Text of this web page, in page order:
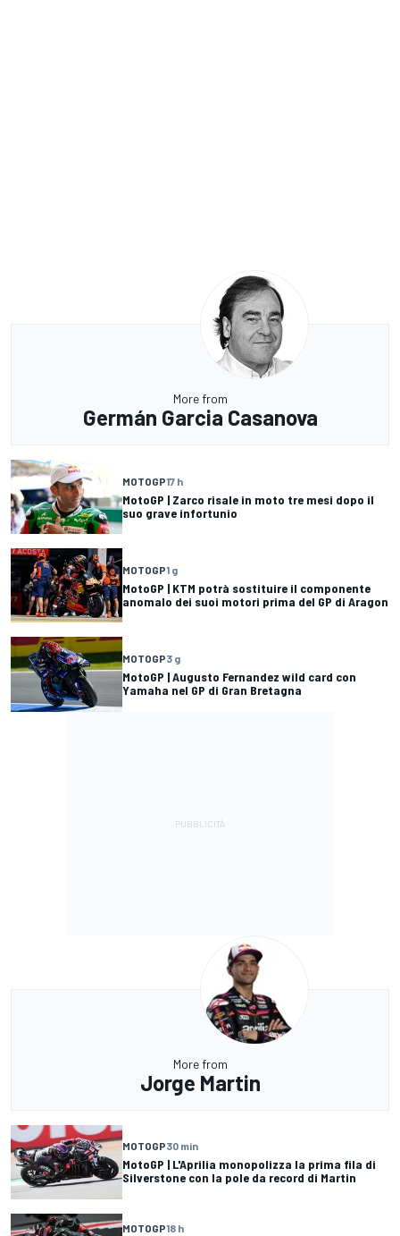
More from
Germán Garcia Casanova
MOTOGP17 h
MotoGP | Zarco risale in moto tre mesi dopo il
suo grave infortunio
MOTOGP1 g
MotoGP | KTM potrà sostituire il componente
anomalo dei suoi motori prima del GP di Aragon
MOTOGP3 g
MotoGP | Augusto Fernandez wild card con
Yamaha nel GP di Gran Bretagna
More from
Jorge Martin
MOTOGP30 min
MotoGP | L'Aprilia monopolizza la prima fila di
Silverstone con la pole da record di Martin
MOTOGP18 h